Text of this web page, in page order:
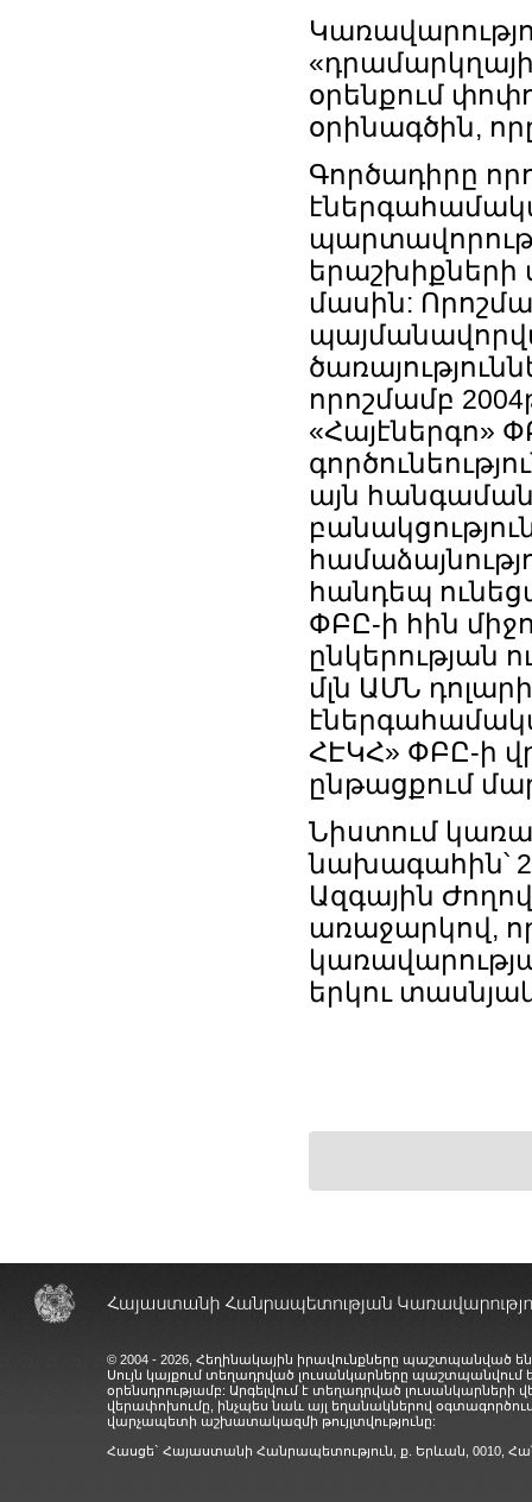
օրենքում
օրինագծին,
Գործադիրը
երաշխիքների
մասին:
որոշմամբ
«Հայէներգո»
այն
հանդեպ
ՓԲԸ-ի հին
ընկերության
մլն ԱՄՆ
ՀԷԿՀ» ՓԲԸ-ի
ընթացքում
Նիստում
նախագահին՝
Ազգային
առաջարկով,
երկու
© 2004 - 2026, Հեղինակային իրավունքները պաշտպանված
Սույն կայքում տեղադրված լուսանկարները
օրենսդրությամբ: Արգելվում է տեղադրված
վերափոխումը, ինչպես նաև այլ եղանակներով
վարչապետի աշխատակազմի թույլտվությունը:
Հասցե` Հայաստանի Հանրապետություն, ք. Երևան, 0010,